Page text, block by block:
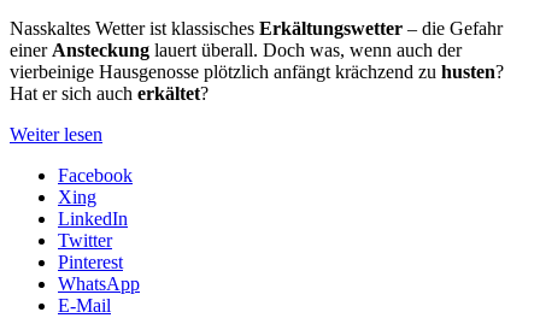
Nasskaltes Wetter ist klassisches Erkältungswetter – die Gefahr
einer Ansteckung lauert überall. Doch was, wenn auch der
vierbeinige Hausgenosse plötzlich anfängt krächzend zu husten?
Hat er sich auch erkältet?
Weiter lesen
Facebook
Xing
LinkedIn
Twitter
Pinterest
WhatsApp
E-Mail